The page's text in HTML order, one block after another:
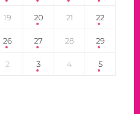
19 20 21 22
26 27 28 29
2 3 4 5